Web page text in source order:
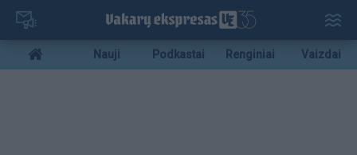
Pereiti
pagrindinį
turinį
Mobile
menu
Nauji Podkastai Renginiai Vaizdai